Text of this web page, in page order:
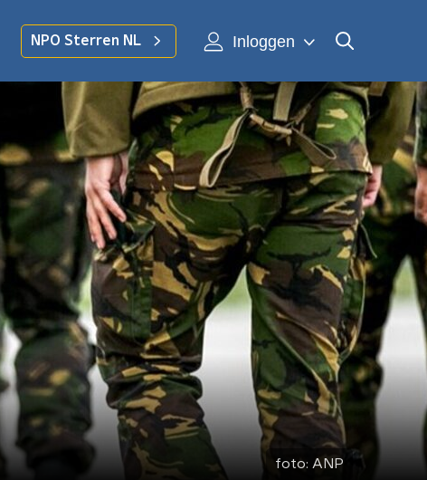
NPO Sterren NL Inloggen
foto: ANP